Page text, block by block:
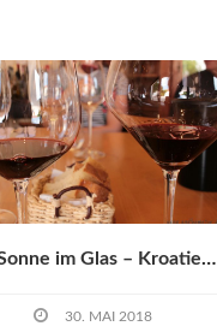
Die Sonne im Glas – Kroatiens Weine
30. MAI 2018